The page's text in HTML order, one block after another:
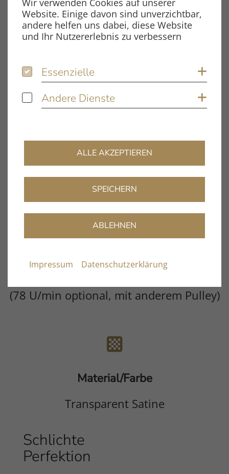
(inkl. Motor)
Abmessungen
Höhe: 100 mm
(ohne Tonarm)
(78 U/min optional, mit anderem Pulley)
Material/Farbe
Transparent Satine
InhaltSchlichte
Perfektion
Website. Einige davon sind unverzichtbar,
andere helfen uns dabei, diese Website
und Ihr Nutzererlebnis zu verbessern
Essenzielle
Essenzielle
Andere Dienste
Andere Dienste
ALLE AKZEPTIEREN
SPEICHERN
ABLEHNEN
Impressum Datenschutzerklärung